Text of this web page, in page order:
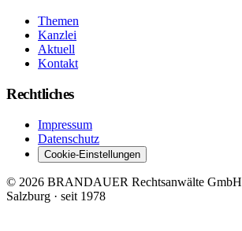
Themen
Kanzlei
Aktuell
Kontakt
Rechtliches
Impressum
Datenschutz
Cookie-Einstellungen
© 2026 BRANDAUER Rechtsanwälte GmbH
Salzburg · seit 1978